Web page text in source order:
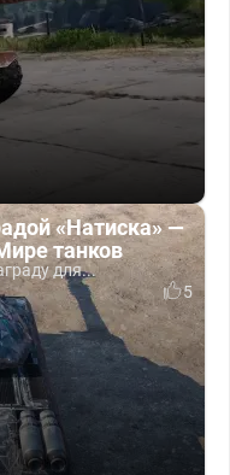
«Натиска» —
танков
для...
5